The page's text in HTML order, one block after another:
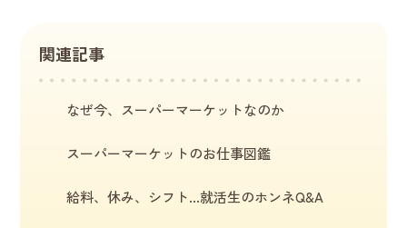
関連記事
なぜ今、スーパーマーケットなのか
スーパーマーケットのお仕事図鑑
給料、休み、シフト…就活生のホンネQ&A